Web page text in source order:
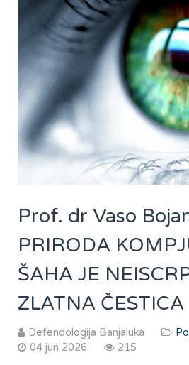
Prof. dr Vaso
PRIRODA
ŠAHA JE
ZLATNA ČESTICA
Defendologija Banjaluka
04 jun 2026
215